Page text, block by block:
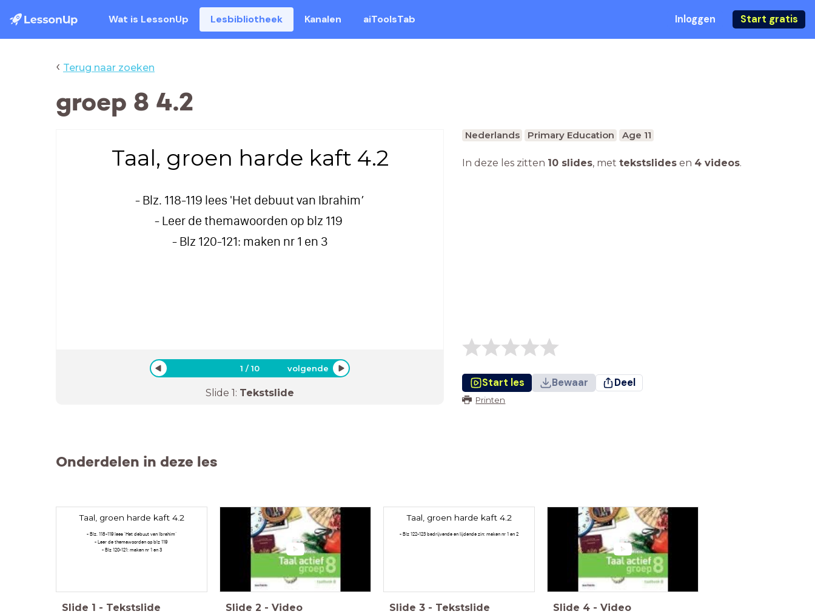
Wat is LessonUp Lesbibliotheek Kanalen aiToolsTab Inloggen Start gratis
‹ Terug naar zoeken
groep 8 4.2
Taal, groen harde kaft 4.2
- Blz. 118-119 lees 'Het debuut van Ibrahim’
- Leer de themawoorden op blz 119
- Blz 120-121: maken nr 1 en 3
1 /10 volgende
Slide 1: Tekstslide
Nederlands Primary Education Age 11
In deze les zitten 10 slides, met tekstslides en 4 videos.
Start les Bewaar Deel
Printen
Onderdelen in deze les
Taal, groen harde kaft 4.2
- Blz. 118-119 lees 'Het debuut van Ibrahim’
- Leer de themawoorden op blz 119
- Blz 120-121: maken nr 1 en 3
Slide 1 - Tekstslide Slide 2 - Video
Taal, groen harde kaft 4.2
- Blz 122-123 bedrijvende en lijdende zin: maken nr 1 en 2
Slide 3 - Tekstslide Slide 4 - Video